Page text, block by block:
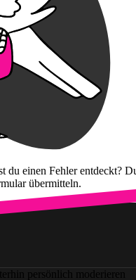
du einen Fehler entdeckt?
übermitteln.
persönlich moderieren